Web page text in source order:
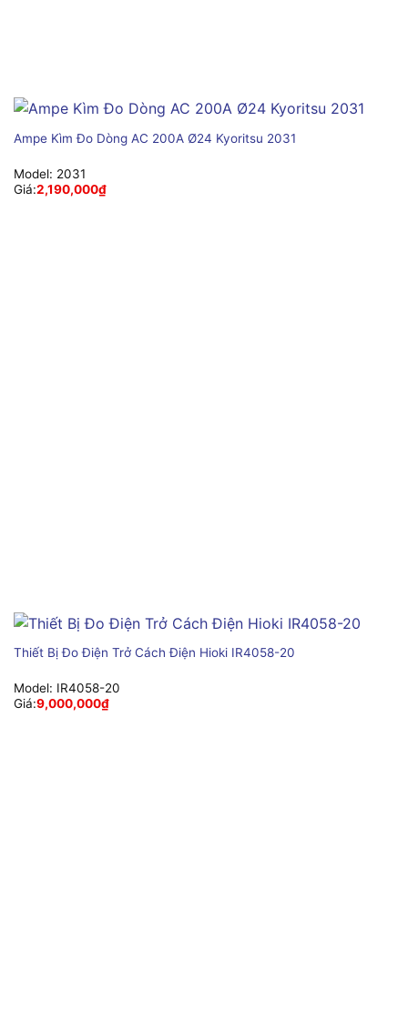
Ampe Kìm Đo Dòng AC 200A Ø24 Kyoritsu 2031
Model: 2031
Giá:2,190,000₫
Thiết Bị Đo Điện Trở Cách Điện Hioki IR4058-20
Model: IR4058-20
Giá:9,000,000₫